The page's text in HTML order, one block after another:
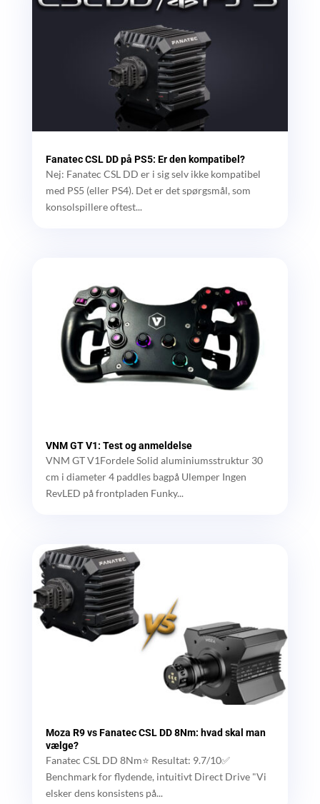
Fanatec CSL DD på PS5: Er den kompatibel?
Nej: Fanatec CSL DD er i sig selv ikke kompatibel
med PS5 (eller PS4). Det er det spørgsmål, som
konsolspillere oftest...
VNM GT V1: Test og anmeldelse
VNM GT V1Fordele Solid aluminiumsstruktur 30
cm i diameter 4 paddles bagpå Ulemper Ingen
RevLED på frontpladen Funky...
Moza R9 vs Fanatec CSL DD 8Nm: hvad skal man
vælge?
Fanatec CSL DD 8Nm⭐ Resultat: 9.7/10✅
Benchmark for flydende, intuitivt Direct Drive "Vi
elsker dens konsistens på...